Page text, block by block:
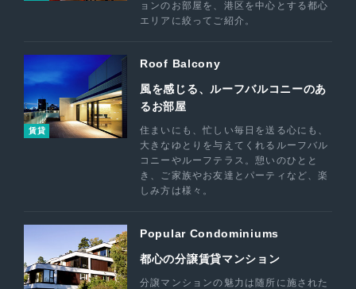
ョンのお部屋を、港区を中心とする都心
エリアに絞ってご紹介。
賃貸
Roof Balcony
風を感じる、ルーフバルコニーのあ
るお部屋
住まいにも、忙しい毎日を送る心にも、
大きなゆとりを与えてくれるルーフバル
コニーやルーフテラス。憩いのひとと
き、ご家族やお友達とパーティなど、楽
しみ方は様々。
Popular Condominiums
都心の分譲賃貸マンション
分譲マンションの魅力は随所に施された